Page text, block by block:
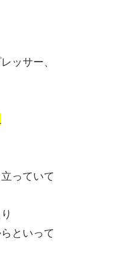
ッサー、
っていて
といって